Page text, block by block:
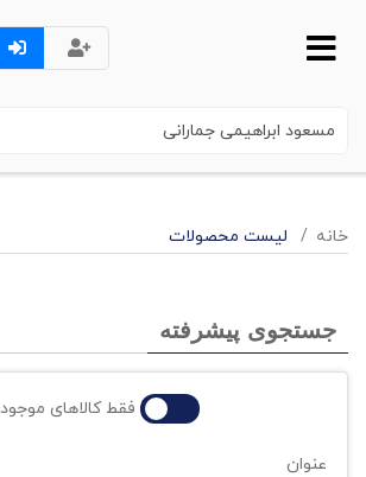
خانه لیست محصولات
جستجوی پیشرفته
فقط کالاهای موجود
عنوان